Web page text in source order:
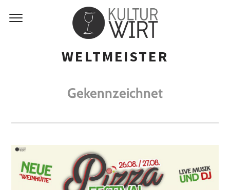
WELTMEISTER
Gekennzeichnet